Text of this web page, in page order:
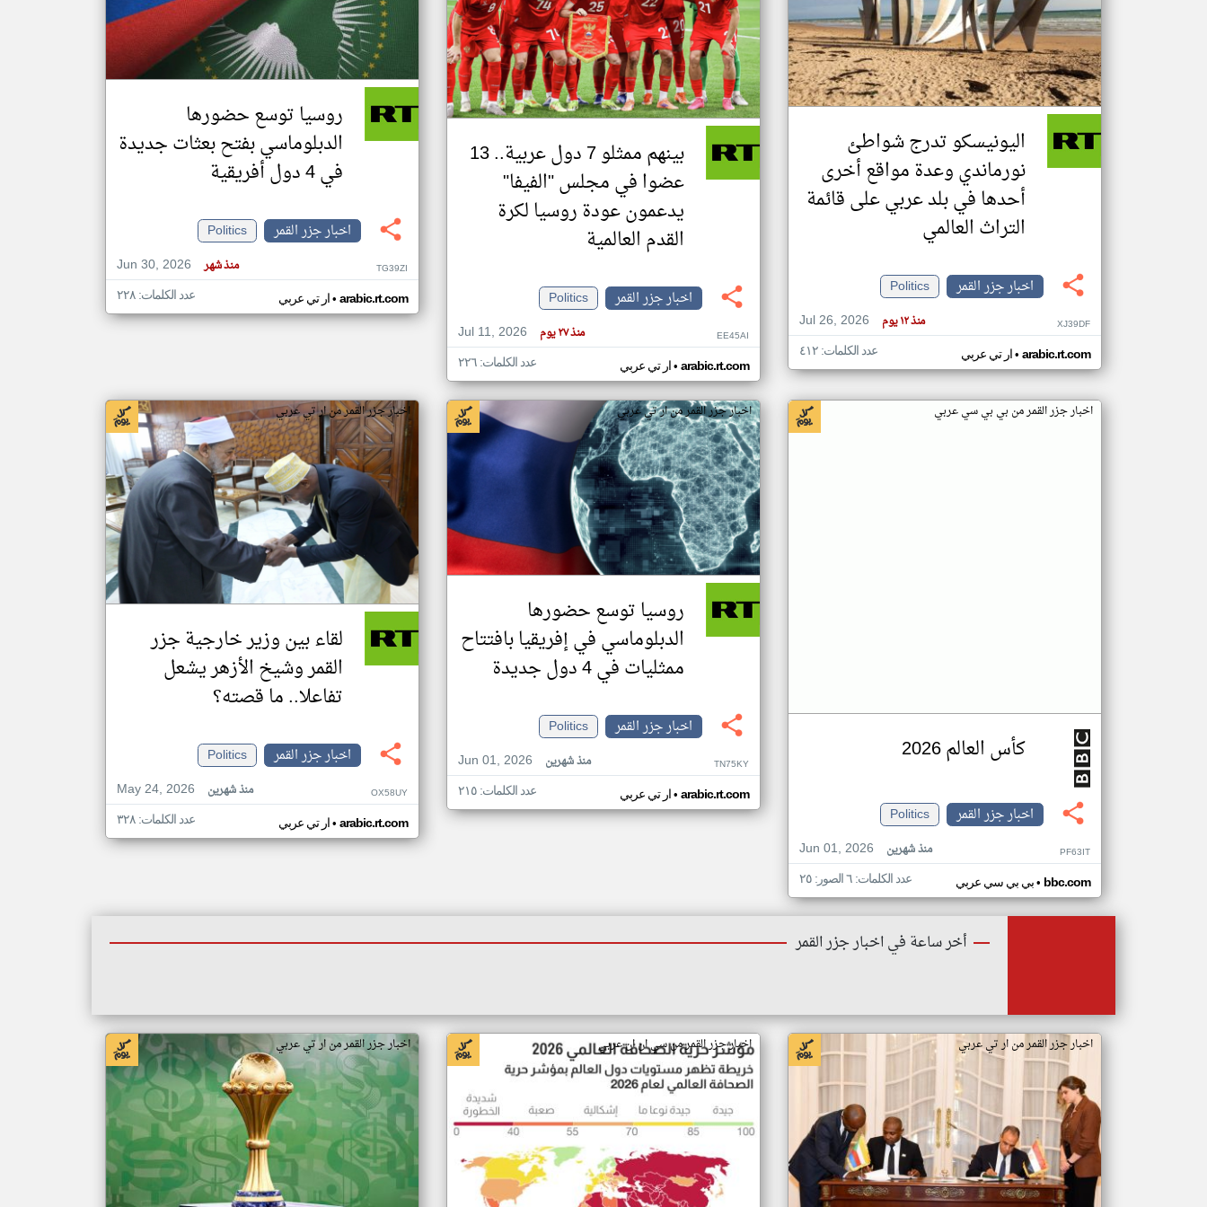
تغيير الدولة
اخبار جزر القمر على مدار الساعة
أهم اخبار جزر القمر العاجلة والمباشرة
اليونيسكو تدرج شواطئ
نورماندي وعدة مواقع أخرى
أحدها في بلد عربي على قائمة
التراث العالمي
اخبار جزر القمر
Politics
Jul 26, 2026
منذ ١٢ يوم XJ39DF
ار تي عربي• arabic.rt.com عدد الكلمات: ٤١٢
بينهم ممثلو 7 دول عربية.. 13
عضوا في مجلس "الفيفا"
يدعمون عودة روسيا لكرة
القدم العالمية
اخبار جزر القمر
Politics
Jul 11, 2026
منذ ٢٧ يوم EE45AI
ار تي عربي• arabic.rt.com عدد الكلمات: ٢٢٦
روسيا توسع حضورها
الدبلوماسي بفتح بعثات جديدة
في 4 دول أفريقية
اخبار جزر القمر
Politics
Jun 30, 2026
منذ شهر TG39ZI
ار تي عربي• arabic.rt.com عدد الكلمات: ٢٢٨
اخبار جزر القمر من بي بي سي عربي
كأس العالم 2026
اخبار جزر القمر
Politics
Jun 01, 2026
منذ شهرين PF63IT
بي بي سي عربي• bbc.com عدد الكلمات: ٦ الصور: ٢٥
اخبار جزر القمر من ار تي عربي
روسيا توسع حضورها
الدبلوماسي في إفريقيا بافتتاح
ممثليات في 4 دول جديدة
اخبار جزر القمر
Politics
Jun 01, 2026
منذ شهرين TN75KY
ار تي عربي• arabic.rt.com عدد الكلمات: ٢١٥
اخبار جزر القمر من ار تي عربي
لقاء بين وزير خارجية جزر
القمر وشيخ الأزهر يشعل
تفاعلا.. ما قصته؟
اخبار جزر القمر
Politics
May 24, 2026
منذ شهرين OX58UY
ار تي عربي• arabic.rt.com عدد الكلمات: ٣٢٨
أخر ساعة في اخبار جزر القمر
اخبار جزر القمر من ار تي عربي اخبار جزر القمر من سي ان ان عربي اخبار جزر القمر من ار تي عربي
klyoum.com